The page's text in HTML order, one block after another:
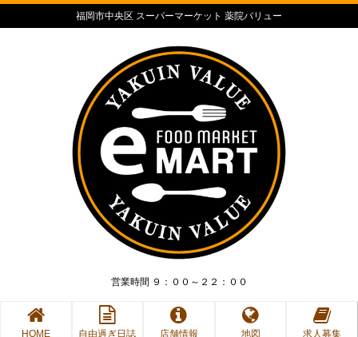
福岡市中央区 スーパーマーケット 薬院バリュー
営業時間 ９：００～２２：００
HOME 自由過ぎ日誌 店舗情報 地図 求人募集